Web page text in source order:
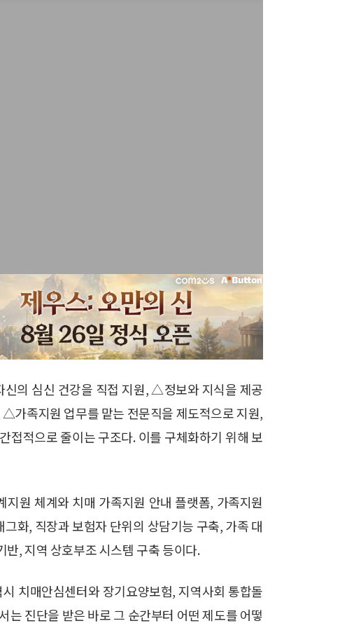
의 심신 건강을 직접 지원, △정보와 지식을 제공
가족지원 업무를 맡는 전문직을 제도적으로 지원,
적으로 줄이는 구조다. 이를 구체화하기 위해 보
원 체계와 치매 가족지원 안내 플랫폼, 가족지원
화, 직장과 보험자 단위의 상담기능 구축, 가족 대
, 지역 상호부조 시스템 구축 등이다.
치매안심센터와 장기요양보험, 지역사회 통합돌
는 진단을 받은 바로 그 순간부터 어떤 제도를 어떻